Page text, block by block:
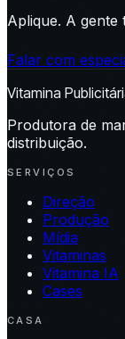
Aplique. A gente
Falar com
Vitamina
Produtora de
distribuição.
SERVIÇOS
Direção
Produção
Mídia
Vitaminas
Vitamina IA
Cases
CASA